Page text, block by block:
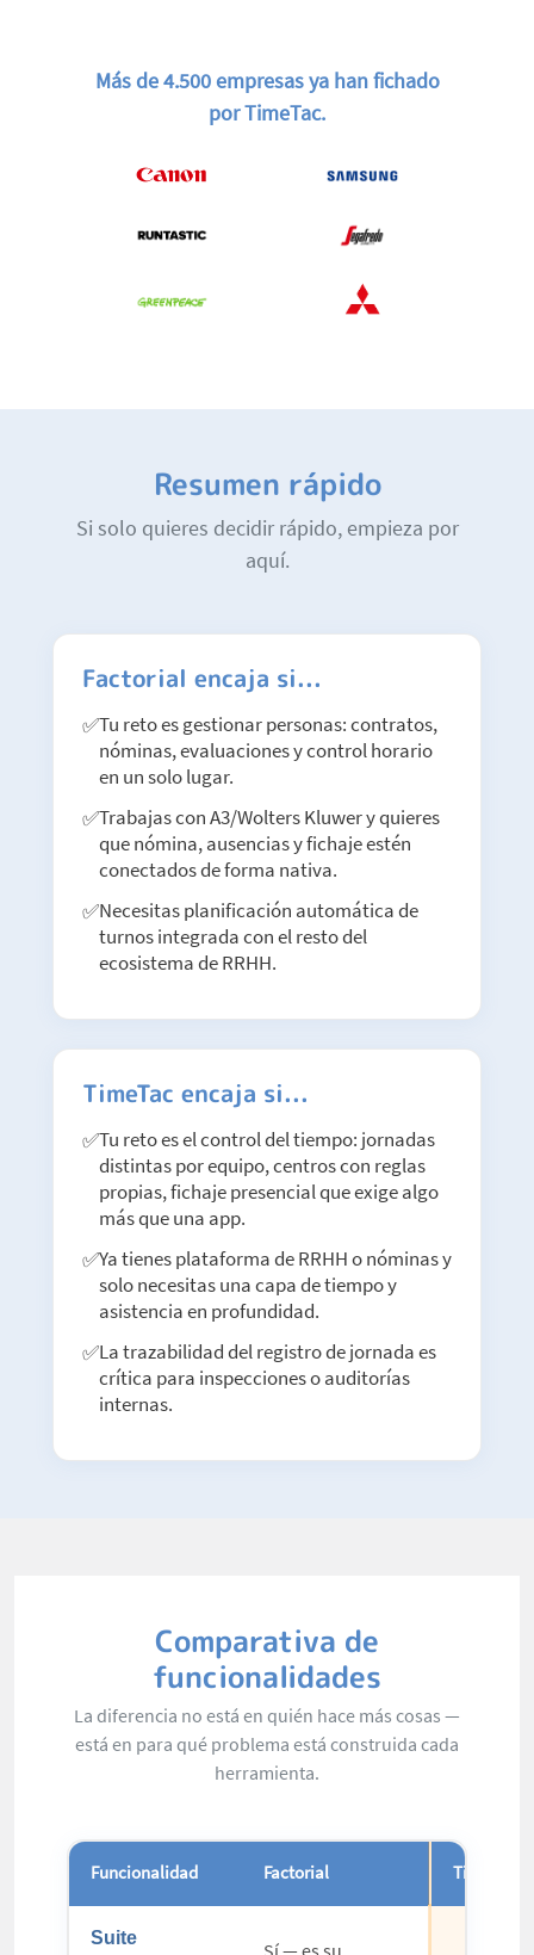
Más de 4.500 empresas ya han fichado
por TimeTac.
Resumen rápido
Si solo quieres decidir rápido, empieza por
aquí.
Factorial encaja si...
Tu reto es gestionar personas: contratos,
nóminas, evaluaciones y control horario
en un solo lugar.
Trabajas con A3/Wolters Kluwer y quieres
que nómina, ausencias y fichaje estén
conectados de forma nativa.
Necesitas planificación automática de
turnos integrada con el resto del
ecosistema de RRHH.
TimeTac encaja si...
Tu reto es el control del tiempo: jornadas
distintas por equipo, centros con reglas
propias, fichaje presencial que exige algo
más que una app.
Ya tienes plataforma de RRHH o nóminas y
solo necesitas una capa de tiempo y
asistencia en profundidad.
La trazabilidad del registro de jornada es
crítica para inspecciones o auditorías
internas.
Comparativa de
funcionalidades
La diferencia no está en quién hace más cosas —
está en para qué problema está construida cada
herramienta.
Funcionalidad Factorial TimeTac
Suite